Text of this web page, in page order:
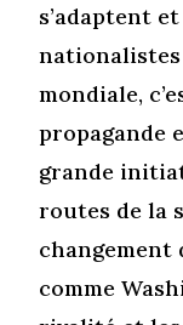
s’adaptent
nationalistes
mondiale,
propagande
grande
routes de la
changement
comme